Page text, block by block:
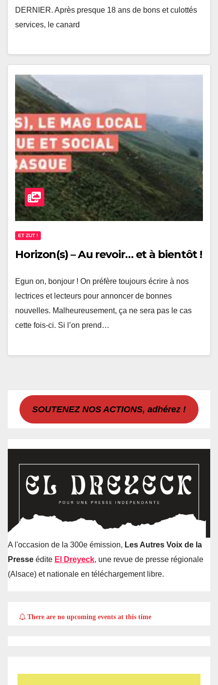
DERNIER. Après presque 18 ans de bons et culottés
services, le canard
ET ZUT !
Horizon(s) – Au revoir… et à bientôt !
Egun on, bonjour ! On préfère toujours écrire à nos
lectrices et lecteurs pour annoncer de bonnes
nouvelles. Malheureusement, ça ne sera pas le cas
cette fois-ci. Si l’on prend…
SOUTENEZ NOS ACTIONS, adhérez !
A l'occasion de la 300e émission, Les Autres Voix de la
Presse édite El Dreyeck, une revue de presse régionale
(Alsace) et nationale en téléchargement libre.
There are no upcoming events at this time